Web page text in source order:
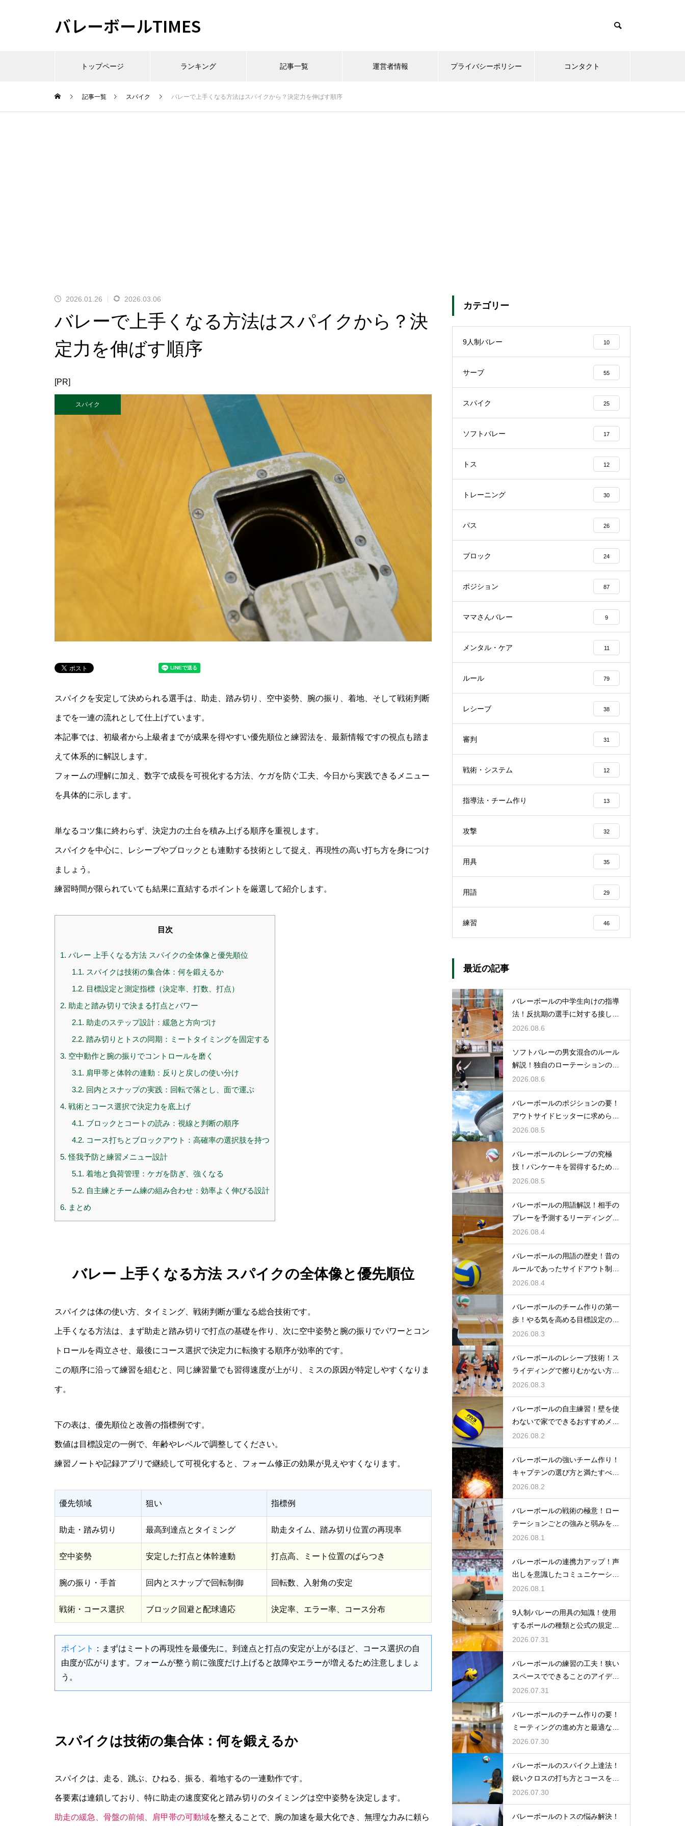
バレーボールTIMES
トップページ ランキング 記事一覧 運営者情報 プライバシーポリシー コンタクト
記事一覧 スパイク バレーで上手くなる方法はスパイクから？決定力を伸ばす順序
2026.01.26 2026.03.06
バレーで上手くなる方法はスパイクから？決
定力を伸ばす順序
[PR]
スパイク
スパイクを安定して決められる選手は、助走、踏み切り、空中姿勢、腕の振り、着地、そして戦術判断
までを一連の流れとして仕上げています。
本記事では、初級者から上級者までが成果を得やすい優先順位と練習法を、最新情報ですの視点も踏ま
えて体系的に解説します。
フォームの理解に加え、数字で成長を可視化する方法、ケガを防ぐ工夫、今日から実践できるメニュー
を具体的に示します。
単なるコツ集に終わらず、決定力の土台を積み上げる順序を重視します。
スパイクを中心に、レシーブやブロックとも連動する技術として捉え、再現性の高い打ち方を身につけ
ましょう。
練習時間が限られていても結果に直結するポイントを厳選して紹介します。
目次
1. バレー 上手くなる方法 スパイクの全体像と優先順位
1.1. スパイクは技術の集合体：何を鍛えるか
1.2. 目標設定と測定指標（決定率、打数、打点）
2. 助走と踏み切りで決まる打点とパワー
2.1. 助走のステップ設計：緩急と方向づけ
2.2. 踏み切りとトスの同期：ミートタイミングを固定する
3. 空中動作と腕の振りでコントロールを磨く
3.1. 肩甲帯と体幹の連動：反りと戻しの使い分け
3.2. 回内とスナップの実践：回転で落とし、面で運ぶ
4. 戦術とコース選択で決定力を底上げ
4.1. ブロックとコートの読み：視線と判断の順序
4.2. コース打ちとブロックアウト：高確率の選択肢を持つ
5. 怪我予防と練習メニュー設計
5.1. 着地と負荷管理：ケガを防ぎ、強くなる
5.2. 自主練とチーム練の組み合わせ：効率よく伸びる設計
6. まとめ
バレー 上手くなる方法 スパイクの全体像と優先順位
スパイクは体の使い方、タイミング、戦術判断が重なる総合技術です。
上手くなる方法は、まず助走と踏み切りで打点の基礎を作り、次に空中姿勢と腕の振りでパワーとコン
トロールを両立させ、最後にコース選択で決定力に転換する順序が効率的です。
この順序に沿って練習を組むと、同じ練習量でも習得速度が上がり、ミスの原因が特定しやすくなりま
す。
下の表は、優先順位と改善の指標例です。
数値は目標設定の一例で、年齢やレベルで調整してください。
練習ノートや記録アプリで継続して可視化すると、フォーム修正の効果が見えやすくなります。
優先領域 狙い 指標例
助走・踏み切り 最高到達点とタイミング 助走タイム、踏み切り位置の再現率
空中姿勢 安定した打点と体幹連動 打点高、ミート位置のばらつき
腕の振り・手首 回内とスナップで回転制御 回転数、入射角の安定
戦術・コース選択 ブロック回避と配球適応 決定率、エラー率、コース分布
ポイント
：まずはミートの再現性を最優先に。到達点と打点の安定が上がるほど、コース選択の自
由度が広がります。フォームが整う前に強度だけ上げると故障やエラーが増えるため注意しましょ
う。
スパイクは技術の集合体：何を鍛えるか
スパイクは、走る、跳ぶ、ひねる、振る、着地するの一連動作です。
各要素は連鎖しており、特に助走の速度変化と踏み切りのタイミングは空中姿勢を決定します。
助走の緩急、骨盤の前傾、肩甲帯の可動域を整えることで、腕の加速を最大化でき、無理な力みに頼ら
カテゴリー
9人制バレー 10
サーブ 55
スパイク 25
ソフトバレー 17
トス 12
トレーニング 30
パス 26
ブロック 24
ポジション 87
ママさんバレー 9
メンタル・ケア 11
ルール 79
レシーブ 38
審判 31
戦術・システム 12
指導法・チーム作り 13
攻撃 32
用具 35
用語 29
練習 46
最近の記事
バレーボールの中学生向けの指導
法！反抗期の選手に対する接し方
のコツ
2026.08.6
ソフトバレーの男女混合のルール
解説！独自のローテーションの規
定とは
2026.08.6
バレーボールのポジションの要！
アウトサイドヒッターに求められ
る能力
2026.08.5
バレーボールのレシーブの究極
技！パンケーキを習得するための
練習方法
2026.08.5
バレーボールの用語解説！相手の
プレーを予測するリーディングと
は何か
2026.08.4
バレーボールの用語の歴史！昔の
ルールであったサイドアウト制と
は何か
2026.08.4
バレーボールのチーム作りの第一
歩！やる気を高める目標設定の仕
方とは
2026.08.3
バレーボールのレシーブ技術！ス
ライディングで擦りむかない方法
を伝授
2026.08.3
バレーボールの自主練習！壁を使
わないで家でできるおすすめメニ
ュー
2026.08.2
バレーボールの強いチーム作り！
キャプテンの選び方と満たすべき
基準
2026.08.2
バレーボールの戦術の極意！ロー
テーションごとの強みと弱みを徹
底分析
2026.08.1
バレーボールの連携力アップ！声
出しを意識したコミュニケーショ
ン練習
2026.08.1
9人制バレーの用具の知識！使用
するボールの種類と公式の規定を
解説
2026.07.31
バレーボールの練習の工夫！狭い
スペースでできることのアイデア
大公開
2026.07.31
バレーボールのチーム作りの要！
ミーティングの進め方と最適な頻
度とは
2026.07.30
バレーボールのスパイク上達法！
鋭いクロスの打ち方とコースを抜
く角度
2026.07.30
バレーボールのトスの悩み解決！